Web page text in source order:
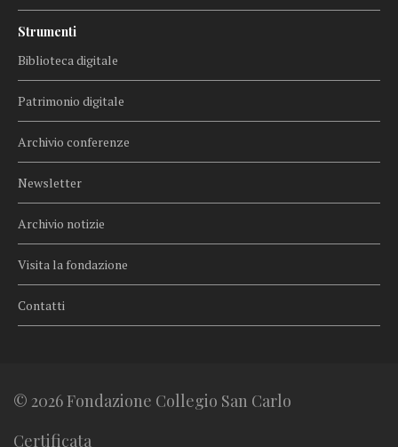
Strumenti
Biblioteca digitale
Patrimonio digitale
Archivio conferenze
Newsletter
Archivio notizie
Visita la fondazione
Contatti
© 2026 Fondazione Collegio San Carlo
Certificata